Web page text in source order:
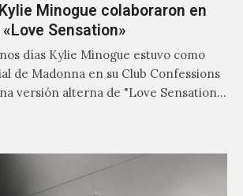
Minogue colaboraron en
Sensation»
días Kylie Minogue estuvo como
de Madonna en su Club Confessions
versión alterna de "Love Sensation",